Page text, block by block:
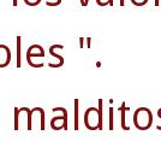
".